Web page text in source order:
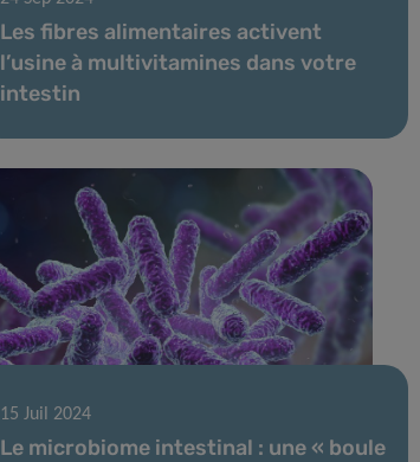
Les fibres alimentaires activent
l’usine à multivitamines dans votre
intestin
15 Juil 2024
Le microbiome intestinal : une « boule